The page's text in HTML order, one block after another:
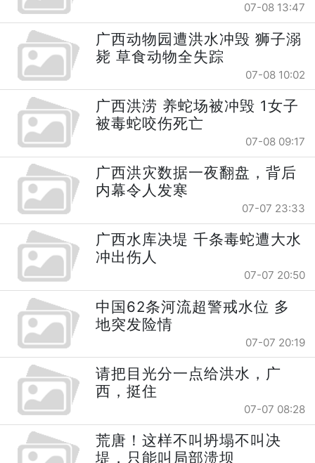
07-08 13:47
广西动物园遭洪水冲毁 狮子溺
毙 草食动物全失踪
07-08 10:02
广西洪涝 养蛇场被冲毁 1女子
被毒蛇咬伤死亡
07-08 09:17
广西洪灾数据一夜翻盘，背后
内幕令人发寒
07-07 23:33
广西水库决堤 千条毒蛇遭大水
冲出伤人
07-07 20:50
中国62条河流超警戒水位 多
地突发险情
07-07 20:19
请把目光分一点给洪水，广
西，挺住
07-07 08:28
荒唐！这样不叫坍塌不叫决
堤，只能叫局部溃坝